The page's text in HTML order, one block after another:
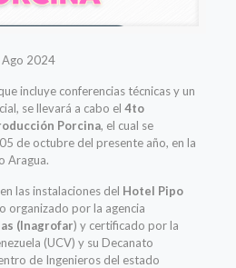
2024
incluye conferencias técnicas y un
se llevará a cabo el 4to
Porcina, el cual se
de octubre del presente año, en la
Aragua.
las instalaciones del Hotel Pipo
organizado por la agencia
(Inagrofar) y certificado por la
(UCV) y su Decanato
de Ingenieros del estado